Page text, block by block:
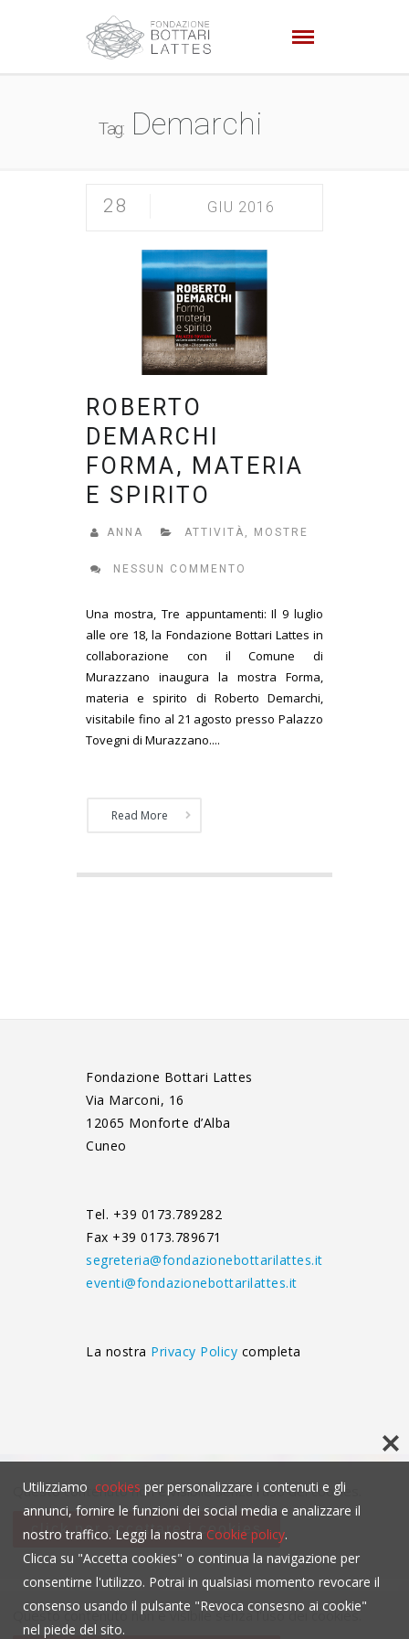
Tag:Demarchi
28 GIU 2016
ROBERTO
DEMARCHI
FORMA, MATERIA
E SPIRITO
ANNA ATTIVITÀ , MOSTRE
NESSUN COMMENTO
Una mostra, Tre appuntamenti: Il 9 luglio
alle ore 18, la Fondazione Bottari Lattes in
collaborazione con il Comune di
Murazzano inaugura la mostra Forma,
materia e spirito di Roberto Demarchi,
visitabile fino al 21 agosto presso Palazzo
Tovegni di Murazzano....
Read More
Fondazione Bottari Lattes
Via Marconi, 16
12065 Monforte d’Alba
Cuneo
Tel. +39 0173.789282
Fax +39 0173.789671
segreteria@fondazionebottarilattes.it
eventi@fondazionebottarilattes.it
La nostra Privacy Policy completa
Questo contenuto non è visibile senza l'uso dei cookies.
click per accettare i cookies
Questo contenuto non è visibile senza l'uso dei cookies.
Utilizziamo cookies per personalizzare i contenuti e gli
annunci, fornire le funzioni dei social media e analizzare il
nostro traffico. Leggi la nostra Cookie policy.
Clicca su "Accetta cookies" o continua la navigazione per
consentirne l'utilizzo. Potrai in qualsiasi momento revocare il
consenso usando il pulsante "Revoca consesno ai cookie"
nel piede del sito.